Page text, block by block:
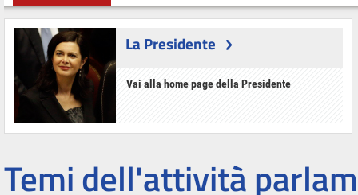
La Presidente
Vai alla home page della Presidente
Temi dell'attività